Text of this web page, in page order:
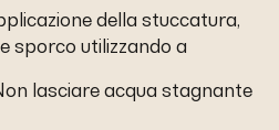
della stuccatura,
sporco utilizzando a
lasciare acqua stagnante